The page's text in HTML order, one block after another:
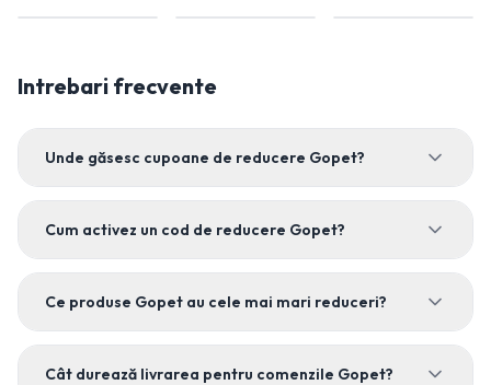
Intrebari frecvente
Unde găsesc cupoane de reducere Gopet?
Cum activez un cod de reducere Gopet?
Ce produse Gopet au cele mai mari reduceri?
Cât durează livrarea pentru comenzile Gopet?